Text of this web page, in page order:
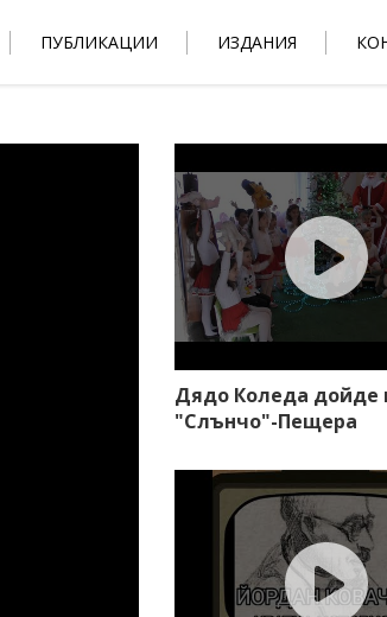
ПУБЛИКАЦИИ ИЗДАНИЯ
Дядо Коледа дойде
"Слънчо"-Пещера